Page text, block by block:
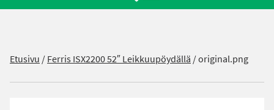
Etusivu /Ferris ISX2200 52″ Leikkuupöydällä /original.png